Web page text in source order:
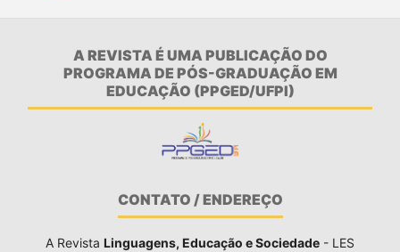
A REVISTA É UMA PUBLICAÇÃO DO
PROGRAMA DE PÓS-GRADUAÇÃO EM
EDUCAÇÃO (PPGED/UFPI)
CONTATO / ENDEREÇO
A Revista Linguagens, Educação e Sociedade - LES